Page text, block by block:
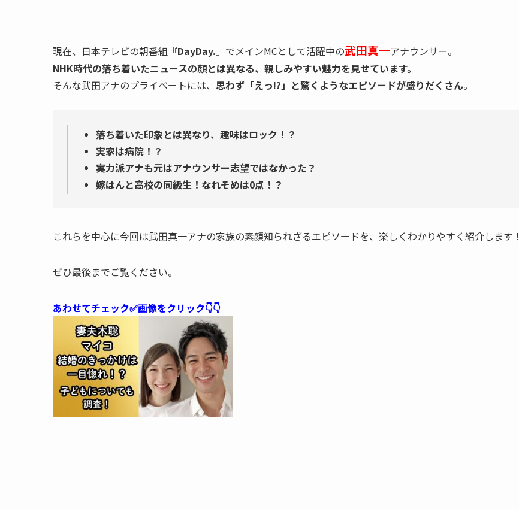
現在、日本テレビの朝番組 『DayDay.』 でメインMCとして活躍中の武田真一アナウンサー。
NHK時代の落ち着いたニュースの顔とは異なる、親しみやすい魅力を見せています。
そんな武田アナのプライベートには、 思わず「えっ!?」と驚くようなエピソードが盛りだくさん。
落ち着いた印象とは異なり、趣味はロック！？
実家は病院！？
実力派アナも元はアナウンサー志望ではなかった？
嫁はんと高校の同級生！なれそめは0点！？
これらを中心に今回は武田真一アナの家族の素顔知られざるエピソードを、楽しくわかりやすく紹介します！
ぜひ最後までご覧ください。
あわせてチェック✅画像をクリック👇👇